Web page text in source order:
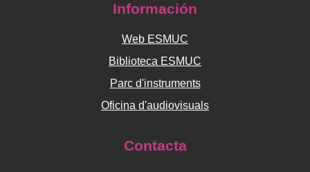
Información
Web ESMUC
Biblioteca ESMUC
Parc d'instruments
Oficina d'audiovisuals
Contacta